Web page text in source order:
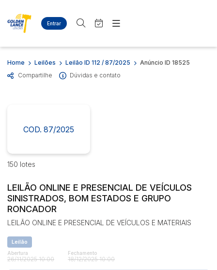
Entrar
Criar conta Entrar
Site
Agenda
Quem Somos
Diversos
Eletros/eletrônicos
Eletrodomésticos
Materiais/Equipamentos
Equipamento Industrial
Mecânica
Outros materiais
Busca por palavra-chave
Bairro
Judiciais Extrajudiciais
Faixa de valor
Quem Somos
Home Leilões Leilão ID 112 / 87/2025
Anúncio ID 18525
Compartilhe
Dúvidas e contato
COD. 87/2025
150 lotes
LEILÃO ONLINE E PRESENCIAL DE VEÍCULOS
SINISTRADOS, BOM ESTADOS E GRUPO
RONCADOR
LEILÃO ONLINE E PRESENCIAL DE VEÍCULOS E MATERIAIS
Leilão
Abertura
26/11/2025 10:00
Fechamento
18/12/2025 10:00